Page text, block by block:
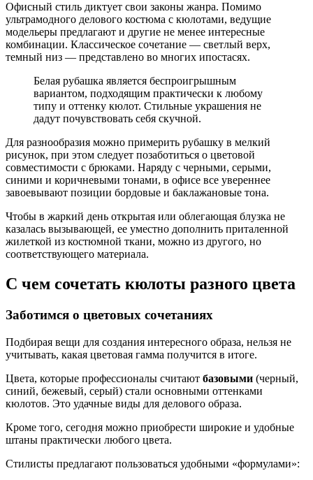
Офисный стиль диктует свои законы жанра. Помимо
ультрамодного делового костюма с кюлотами, ведущие
модельеры предлагают и другие не менее интересные
комбинации. Классическое сочетание — светлый верх,
темный низ — представлено во многих ипостасях.
Белая рубашка является беспроигрышным
вариантом, подходящим практически к любому
типу и оттенку кюлот. Стильные украшения не
дадут почувствовать себя скучной.
Для разнообразия можно примерить рубашку в мелкий
рисунок, при этом следует позаботиться о цветовой
совместимости с брюками. Наряду с черными, серыми,
синими и коричневыми тонами, в офисе все увереннее
завоевывают позиции бордовые и баклажановые тона.
Чтобы в жаркий день открытая или облегающая блузка не
казалась вызывающей, ее уместно дополнить приталенной
жилеткой из костюмной ткани, можно из другого, но
соответствующего материала.
С чем сочетать кюлоты разного цвета
Заботимся о цветовых сочетаниях
Подбирая вещи для создания интересного образа, нельзя не
учитывать, какая цветовая гамма получится в итоге.
Цвета, которые профессионалы считают базовыми (черный,
синий, бежевый, серый) стали основными оттенками
кюлотов. Это удачные виды для делового образа.
Кроме того, сегодня можно приобрести широкие и удобные
штаны практически любого цвета.
Стилисты предлагают пользоваться удобными «формулами»: